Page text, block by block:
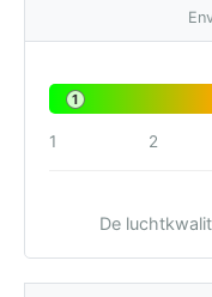
1
1 2
De